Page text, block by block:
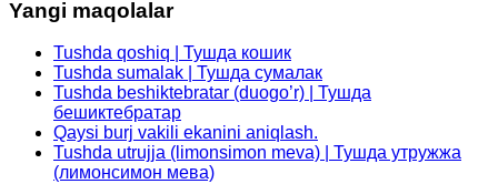
Yangi maqolalar
Tushda qoshiq | Тушда кошик
Tushda sumalak | Тушда сумалак
Tushda beshiktebratar (duogo’r) | Тушда
бешиктебратар
Qaysi burj vakili ekanini aniqlash.
Tushda utrujja (limonsimon meva) | Тушда утружжа
(лимонсимон мева)